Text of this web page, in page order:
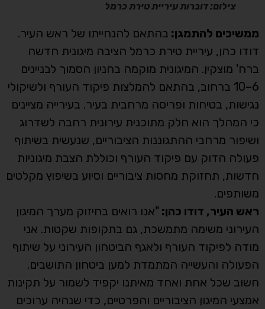
צילום: דוברות עיריית טירת כרמל
ממשיכים להתמגן: בהתאם להנחייתו של ראש העיר.
דודו כהן, עיריית טירת כרמל הציבה מיגונית חדשה
ברח' מוצקין. המיגונית מוקמה בחניון הסמוך לבניינים
6–10 ברחוב, בהתאם להמלצות פיקוד העורף ולשיקולי
נגישות, בטיחות ופריסה מרחבית בעיר. בעירייה מציינים
כי המהלך הוא חלק מתוכנית עירונית רחבה לשדרוג
ושיפור מרחבי ההתגוננות הציבוריים, שנעשית בשיתוף
פעולה הדוק עם פיקוד העורף וכוללת הצבת מיגוניות
חדשות, תחזוקת מחסות ציבוריים וסיוע בשיפוץ מקלטים
משותפים.
ראש העיר, דודו כהן: "אנו רואים בחיזוק מערך המיגון
העירוני משימה מתמשכת, גם בתקופות שקטות. אני
מודה לפיקוד העורף ולאגף הביטחון העירוני על שיתוף
הפעולה והעשייה המתמדת למען ביטחון התושבים.
חשוב שכל אחת ואחד מאיתנו יקפיד לשמור על תקינות
אמצעי המיגון הציבוריים והפרטיים, כדי שנהיה ערוכים